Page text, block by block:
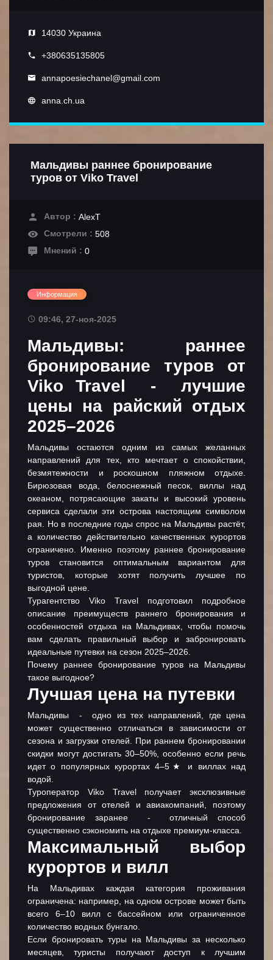
14030 Украина
+380635135805
annapoesiechanel@gmail.com
anna.ch.ua
Мальдивы раннее бронирование
туров от Viko Travel
Автор : AlexT
Смотрели : 508
Мнений : 0
Информация
09:46, 27-ноя-2025
Мальдивы: раннее
бронирование туров от
Viko Travel - лучшие
цены на райский отдых
2025–2026
Мальдивы остаются одним из самых желанных
направлений для тех, кто мечтает о спокойствии,
безмятежности и роскошном пляжном отдыхе.
Бирюзовая вода, белоснежный песок, виллы над
океаном, потрясающие закаты и высокий уровень
сервиса сделали эти острова настоящим символом
рая. Но в последние годы спрос на Мальдивы растёт,
а количество действительно качественных курортов
ограничено. Именно поэтому раннее бронирование
туров становится оптимальным вариантом для
туристов, которые хотят получить лучшее по
выгодной цене.
Турагентство Viko Travel подготовил подробное
описание преимуществ раннего бронирования и
особенностей отдыха на Мальдивах, чтобы помочь
вам сделать правильный выбор и забронировать
идеальные путевки на сезон 2025–2026.
Почему раннее бронирование туров на Мальдивы
такое выгодное?
Лучшая цена на путевки
Мальдивы - одно из тех направлений, где цена
может существенно отличаться в зависимости от
сезона и загрузки отелей. При раннем бронировании
скидки могут достигать 30–50%, особенно если речь
идет о популярных курортах 4–5★ и виллах над
водой.
Туроператор Viko Travel получает эксклюзивные
предложения от отелей и авиакомпаний, поэтому
бронирование заранее - отличный способ
существенно сэкономить на отдыхе премиум-класса.
Максимальный выбор
курортов и вилл
На Мальдивах каждая категория проживания
ограничена: например, на одном острове может быть
всего 6–10 вилл с бассейном или ограниченное
количество водных бунгало.
Если бронировать туры на Мальдивы за несколько
месяцев, туристы получают доступ к лучшим